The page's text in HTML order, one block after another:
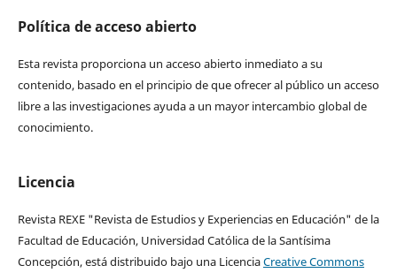
Política de acceso abierto
Esta revista proporciona un acceso abierto inmediato a su
contenido, basado en el principio de que ofrecer al público un acceso
libre a las investigaciones ayuda a un mayor intercambio global de
conocimiento.
Licencia
Revista REXE "Revista de Estudios y Experiencias en Educación" de la
Facultad de Educación, Universidad Católica de la Santísima
Concepción, está distribuido bajo una LicenciaCreative Commons